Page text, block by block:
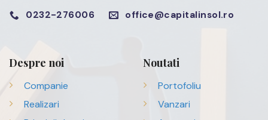
0232-276006 office@capitalinsol.ro
Despre noi
Companie
Realizari
Noutati
Portofoliu
Vanzari